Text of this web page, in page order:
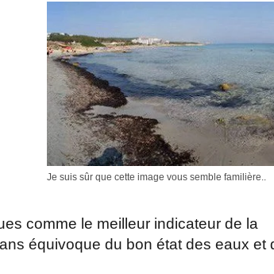
Je suis sûr que cette image vous semble familière..
comme le meilleur indicateur de la
équivoque du bon état des eaux et